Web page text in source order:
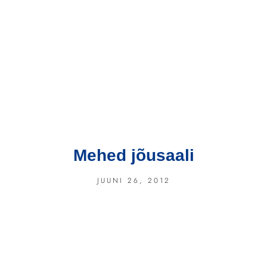
Mehed jõusaali
JUUNI 26, 2012